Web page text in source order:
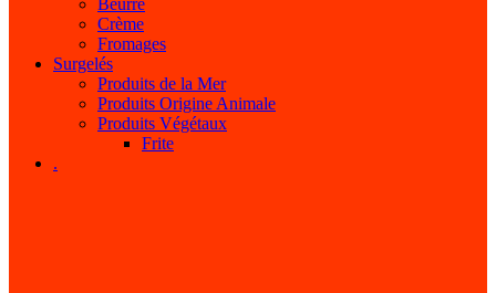
Beurre
Crème
Fromages
Surgelés
Produits de la Mer
Produits Origine Animale
Produits Végétaux
Frite
.